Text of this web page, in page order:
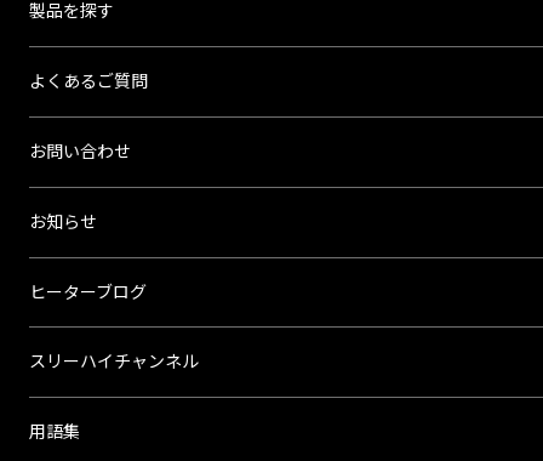
製品を探す
よくあるご質問
お問い合わせ
お知らせ
ヒーターブログ
スリーハイチャンネル
用語集